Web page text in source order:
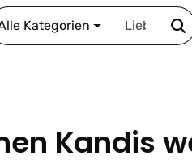
DIE SCHNORR-STORY
Kategorien
Kandis